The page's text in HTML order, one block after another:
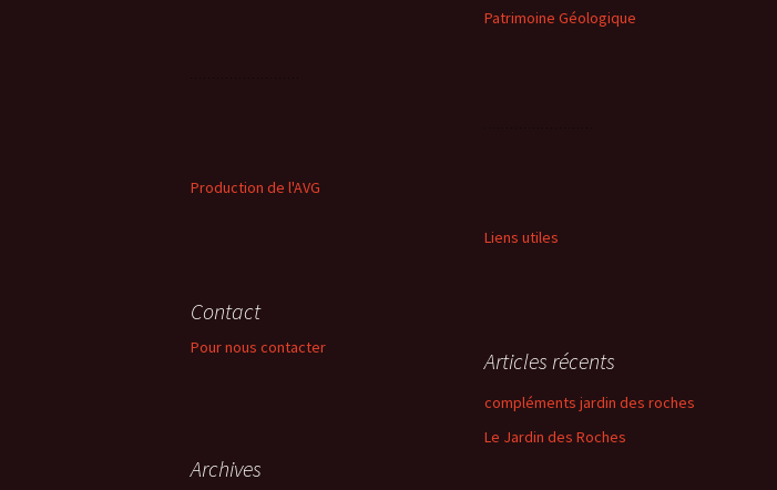
Patrimoine Géologique
Production de l'AVG
Liens utiles
Contact
Pour nous contacter
Articles récents
compléments jardin des roches
Le Jardin des Roches
Archives